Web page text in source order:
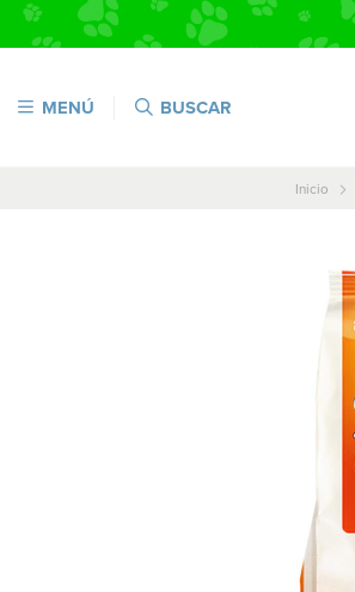
MENÚ BUSCAR
Inicio